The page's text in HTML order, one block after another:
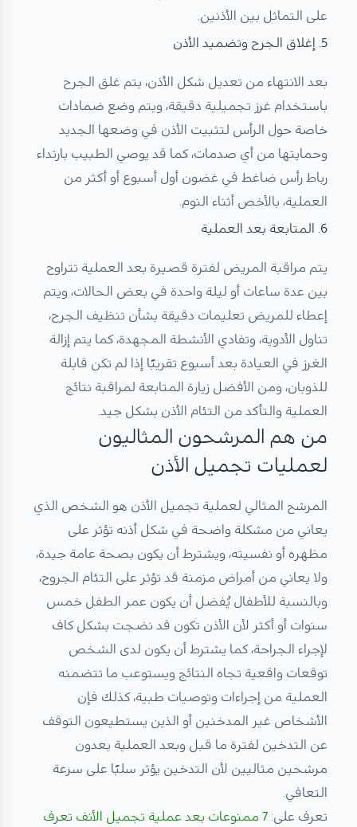
على التماثل بين الأذنين.
5. إغلاق الجرح وتضميد الأذن
بعد الانتهاء من تعديل شكل الأذن، يتم غلق الجرح
باستخدام غرز تجميلية دقيقة، ويتم وضع ضمادات
خاصة حول الرأس لتثبيت الأذن في وضعها الجديد
وحمايتها من أي صدمات، كما قد يوصي الطبيب بارتداء
رباط رأس ضاغط في غضون أول أسبوع أو أكثر من
العملية، بالأخص أثناء النوم.
6. المتابعة بعد العملية
يتم مراقبة المريض لفترة قصيرة بعد العملية تتراوح
بين عدة ساعات أو ليلة واحدة في بعض الحالات، ويتم
إعطاء للمريض تعليمات دقيقة بشأن تنظيف الجرح،
تناول الأدوية، وتفادي الأنشطة المجهدة، كما يتم إزالة
الغرز في العيادة بعد أسبوع تقريبًا إذا لم تكن قابلة
للذوبان، ومن الأفضل زيارة المتابعة لمراقبة نتائج
العملية والتأكد من التئام الأذن بشكل جيد.
من هم المرشحون المثاليون
لعمليات تجميل الأذن
المرشح المثالي لعملية تجميل الأذن هو الشخص الذي
يعاني من مشكلة واضحة في شكل أذنه تؤثر على
مظهره أو نفسيته، ويشترط أن يكون بصحة عامة جيدة،
ولا يعاني من أمراض مزمنة قد تؤثر على التئام الجروح،
وبالنسبة للأطفال يُفضل أن يكون عمر الطفل خمس
سنوات أو أكثر لأن الأذن تكون قد نضجت بشكل كاف
لإجراء الجراحة، كما يشترط أن يكون لدى الشخص
توقعات واقعية تجاه النتائج ويستوعب ما تتضمنه
العملية من إجراءات وتوصيات طبية، كذلك فإن
الأشخاص غير المدخنين أو الذين يستطيعون التوقف
عن التدخين لفترة ما قبل وبعد العملية يعدون
مرشحين مثاليين لأن التدخين يؤثر سلبًا على سرعة
التعافي.
تعرف على:
7 ممنوعات بعد عملية تجميل الأنف تعرف